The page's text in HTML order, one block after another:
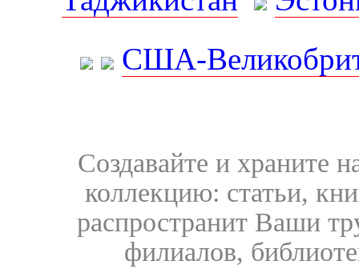
США-
Создавайте и храните
коллекцию: статьи,
распространит Ваши
филиалов,